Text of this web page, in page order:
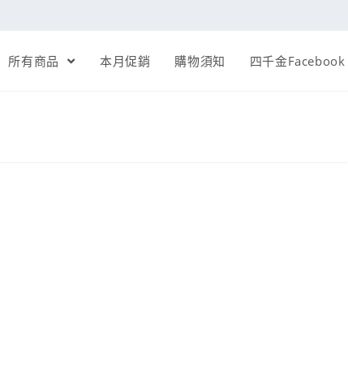
所有商品 本月促銷 購物須知 四千金Facebook